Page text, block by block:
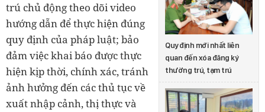
Quy định mới nhất liên
quan đến xóa đăng ký
thường trú, tạm trú
trú chủ động theo dõi video
hướng dẫn để thực hiện đúng
quy định của pháp luật; bảo
đảm việc khai báo được thực
hiện kịp thời, chính xác, tránh
ảnh hưởng đến các thủ tục về
xuất nhập cảnh, thị thực và